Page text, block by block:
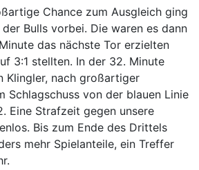
Chance zum Ausgleich ging
Bulls vorbei. Die waren es dann
das nächste Tor erzielten
3:1 stellten. In der 32. Minute
Klingler, nach großartiger
Schlagschuss von der blauen Linie
Eine Strafzeit gegen unsere
Bis zum Ende des Drittels
mehr Spielanteile, ein Treffer